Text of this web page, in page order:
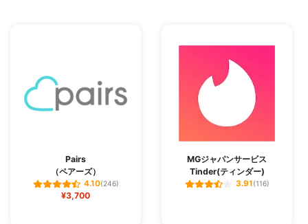
Pairs
（ペアーズ）
4.10(246)
¥3,700
MGジャパンサービス
Tinder(ティンダー)
3.91(116)